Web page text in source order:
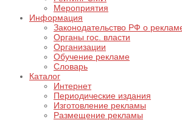
Мероприятия
Информация
Законодательство РФ о
Органы гос. власти
Организации
Обучение рекламе
Словарь
Каталог
Интернет
Периодические издания
Изготовление рекламы
Размещение рекламы